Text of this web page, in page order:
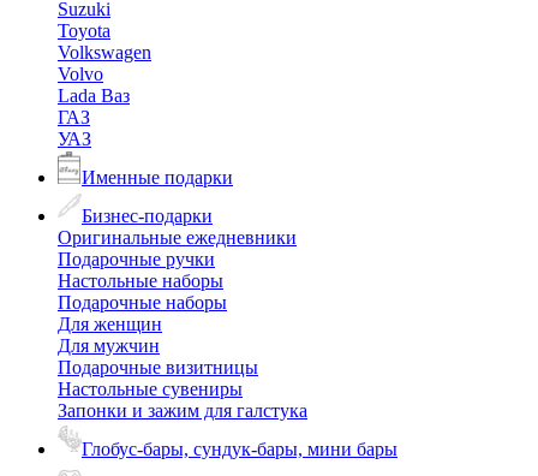
Suzuki
Toyota
Volkswagen
Volvo
Lada Ваз
ГАЗ
УАЗ
Именные подарки
Бизнес-подарки
Оригинальные ежедневники
Подарочные ручки
Настольные наборы
Подарочные наборы
Для женщин
Для мужчин
Подарочные визитницы
Настольные сувениры
Запонки и зажим для галстука
Глобус-бары, сундук-бары, мини бары